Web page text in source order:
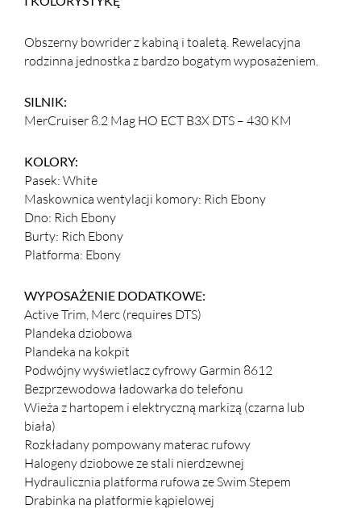
Obszerny bowrider z kabiną i toaletą. Rewelacyjna
rodzinna jednostka z bardzo bogatym wyposażeniem.
SILNIK:
MerCruiser 8.2 Mag HO ECT B3X DTS – 430 KM
KOLORY:
Pasek: White
Maskownica wentylacji komory: Rich Ebony
Dno: Rich Ebony
Burty: Rich Ebony
Platforma: Ebony
WYPOSAŻENIE DODATKOWE:
Active Trim, Merc (requires DTS)
Plandeka dziobowa
Plandeka na kokpit
Podwójny wyświetlacz cyfrowy Garmin 8612
Bezprzewodowa ładowarka do telefonu
Wieża z hartopem i elektryczną markizą (czarna lub
biała)
Rozkładany pompowany materac rufowy
Halogeny dziobowe ze stali nierdzewnej
Hydraulicznia platforma rufowa ze Swim Stepem
Drabinka na platformie kąpielowej